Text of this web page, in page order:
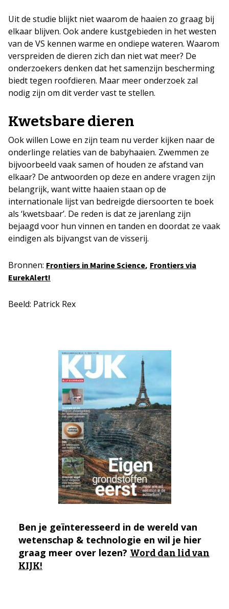
Uit de studie blijkt niet waarom de haaien zo graag bij
elkaar blijven. Ook andere kustgebieden in het westen
van de VS kennen warme en ondiepe wateren. Waarom
verspreiden de dieren zich dan niet wat meer? De
onderzoekers denken dat het samenzijn bescherming
biedt tegen roofdieren. Maar meer onderzoek zal
nodig zijn om dit verder vast te stellen.
Kwetsbare dieren
Ook willen Lowe en zijn team nu verder kijken naar de
onderlinge relaties van de babyhaaien. Zwemmen ze
bijvoorbeeld vaak samen of houden ze afstand van
elkaar? De antwoorden op deze en andere vragen zijn
belangrijk, want witte haaien staan op de
internationale lijst van bedreigde diersoorten te boek
als ‘kwetsbaar’. De reden is dat ze jarenlang zijn
bejaagd voor hun vinnen en tanden en doordat ze vaak
eindigen als bijvangst van de visserij.
Bronnen: Frontiers in Marine Science, Frontiers via
EurekAlert!
Beeld: Patrick Rex
Ben je geïnteresseerd in de wereld van
wetenschap & technologie en wil je hier
graag meer over lezen? Word dan lid van
KIJK!